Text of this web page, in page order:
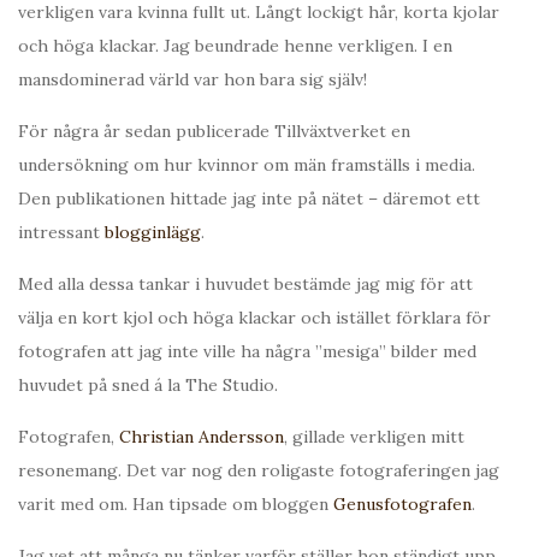
verkligen vara kvinna fullt ut. Långt lockigt hår, korta kjolar
och höga klackar. Jag beundrade henne verkligen. I en
mansdominerad värld var hon bara sig själv!
För några år sedan publicerade Tillväxtverket en
undersökning om hur kvinnor om män framställs i media.
Den publikationen hittade jag inte på nätet – däremot ett
intressantblogginlägg.
Med alla dessa tankar i huvudet bestämde jag mig för att
välja en kort kjol och höga klackar och istället förklara för
fotografen att jag inte ville ha några ”mesiga” bilder med
huvudet på sned á la The Studio.
Fotografen, Christian Andersson, gillade verkligen mitt
resonemang. Det var nog den roligaste fotograferingen jag
varit med om. Han tipsade om bloggen Genusfotografen.